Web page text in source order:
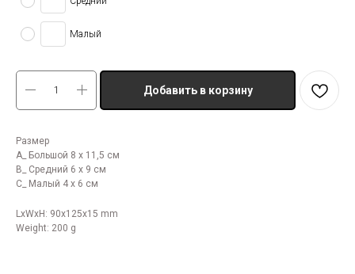
Малый
Добавить в корзину
Размер
А_ Большой 8 х 11,5 см
В_ Средний 6 х 9 см
С_ Малый 4 х 6 см
LxWxH: 90x125x15 mm
Weight: 200 g